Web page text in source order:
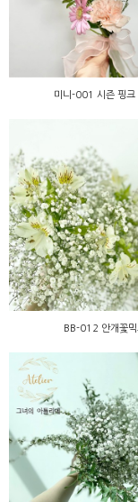
미니-001 시즌 핑크
BB-012 안개꽃
BB-012 안개꽃믹
BB-010 안개